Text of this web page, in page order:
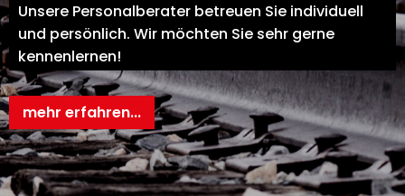
Unsere Personalberater betreuen Sie individuell
und persönlich. Wir möchten Sie sehr gerne
kennenlernen!
mehr erfahren...